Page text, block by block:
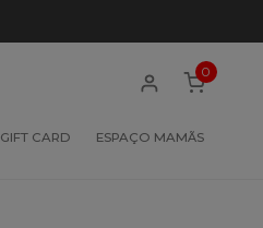
GIFT CARD ESPAÇO MAMÃS
0